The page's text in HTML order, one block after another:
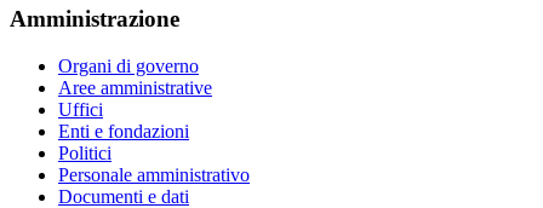
Amministrazione
Organi di governo
Aree amministrative
Uffici
Enti e fondazioni
Politici
Personale amministrativo
Documenti e dati